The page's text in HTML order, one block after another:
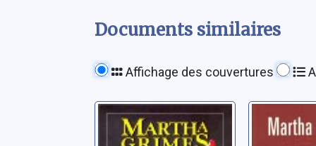
Documents similaires
Affichage des couvertures
L'affaire de
Salisbury
Le
Mayfair